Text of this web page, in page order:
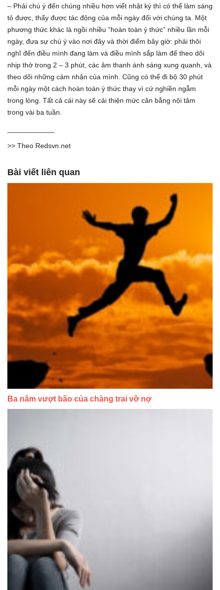
– Phải chú ý đến chúng nhiều hơn viết nhật ký thì có thể làm sáng
tỏ được, thấy được tác động của mỗi ngày đối với chúng ta. Một
phương thức khác là ngồi nhiều “hoàn toàn ý thức” nhiều lần mỗi
ngày, đưa sự chú ý vào nơi đây và thời điểm bây giờ: phải thôi
nghĩ đến điều mình đang làm và điều mình sắp làm để theo dõi
nhịp thở trong 2 – 3 phút, các âm thanh ánh sáng xung quanh, và
theo dõi những cảm nhận của mình. Cũng có thể đi bộ 30 phút
mỗi ngày một cách hoàn toàn ý thức thay vì cứ nghiền ngẫm
trong lòng. Tất cả cái này sẽ cải thiện mức cân bằng nội tâm
trong vài ba tuần.
>> Theo Redsvn.net
Bài viết liên quan
Ba năm vượt bão của chàng trai vỡ nợ